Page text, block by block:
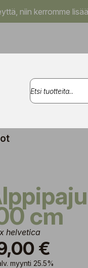
niin kerromme
cm
helvetica
€
myynti 25.5%